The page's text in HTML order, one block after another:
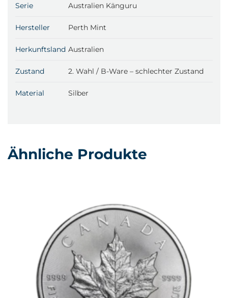
Serie Australien Känguru
Hersteller Perth Mint
Herkunftsland Australien
Zustand 2. Wahl / B-Ware – schlechter Zustand
Material Silber
Ähnliche Produkte